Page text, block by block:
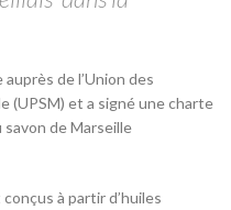
de l’Union des
(UPSM) et a signé une charte
de Marseille
à partir d’huiles